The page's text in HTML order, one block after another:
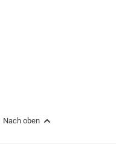
Nach oben